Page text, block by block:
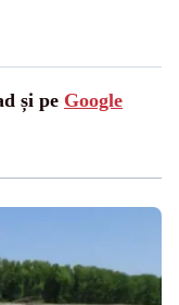
și pe Google